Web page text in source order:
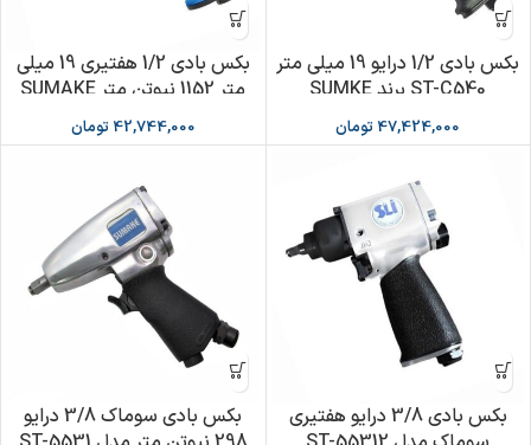
بکس بادی 1/2 درایو 19 میلی متر
ST-C540 برند SUMKE
47,424,000 تومان
بکس بادی 1/2 هفتیری 19 میلی
متر 1152 نیوتن متر SUMAKE
مدل ST-IW1640
42,744,000 تومان
بکس بادی 3/8 درایو هفتیری
بکس بادی سوماک 3/8 درایو